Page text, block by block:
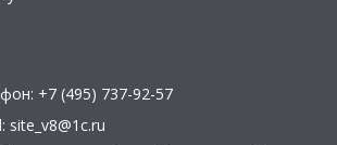
+7 (495) 737-92-57
site_v8@1c.ru